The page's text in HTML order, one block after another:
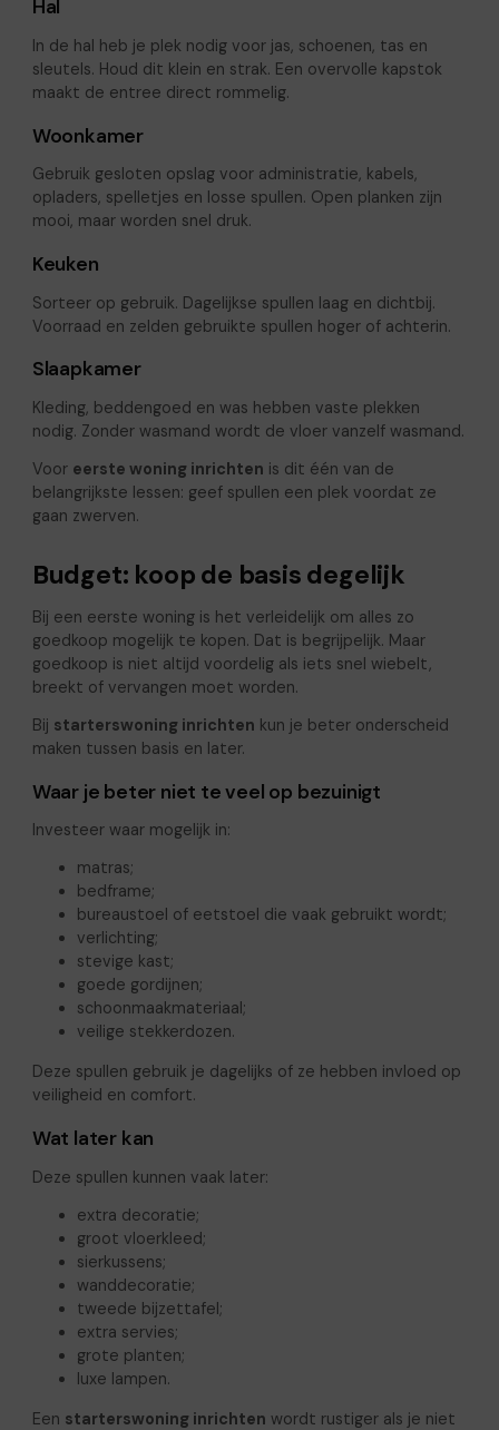
Hal
In de hal heb je plek nodig voor jas, schoenen, tas en
sleutels. Houd dit klein en strak. Een overvolle kapstok
maakt de entree direct rommelig.
Woonkamer
Gebruik gesloten opslag voor administratie, kabels,
opladers, spelletjes en losse spullen. Open planken zijn
mooi, maar worden snel druk.
Keuken
Sorteer op gebruik. Dagelijkse spullen laag en dichtbij.
Voorraad en zelden gebruikte spullen hoger of achterin.
Slaapkamer
Kleding, beddengoed en was hebben vaste plekken
nodig. Zonder wasmand wordt de vloer vanzelf wasmand.
Voor eerste woning inrichten is dit één van de
belangrijkste lessen: geef spullen een plek voordat ze
gaan zwerven.
Budget: koop de basis degelijk
Bij een eerste woning is het verleidelijk om alles zo
goedkoop mogelijk te kopen. Dat is begrijpelijk. Maar
goedkoop is niet altijd voordelig als iets snel wiebelt,
breekt of vervangen moet worden.
Bij starterswoning inrichten kun je beter onderscheid
maken tussen basis en later.
Waar je beter niet te veel op bezuinigt
Investeer waar mogelijk in:
matras;
bedframe;
bureaustoel of eetstoel die vaak gebruikt wordt;
verlichting;
stevige kast;
goede gordijnen;
schoonmaakmateriaal;
veilige stekkerdozen.
Deze spullen gebruik je dagelijks of ze hebben invloed op
veiligheid en comfort.
Wat later kan
Deze spullen kunnen vaak later:
extra decoratie;
groot vloerkleed;
sierkussens;
wanddecoratie;
tweede bijzettafel;
extra servies;
grote planten;
luxe lampen.
Een starterswoning inrichten wordt rustiger als je niet